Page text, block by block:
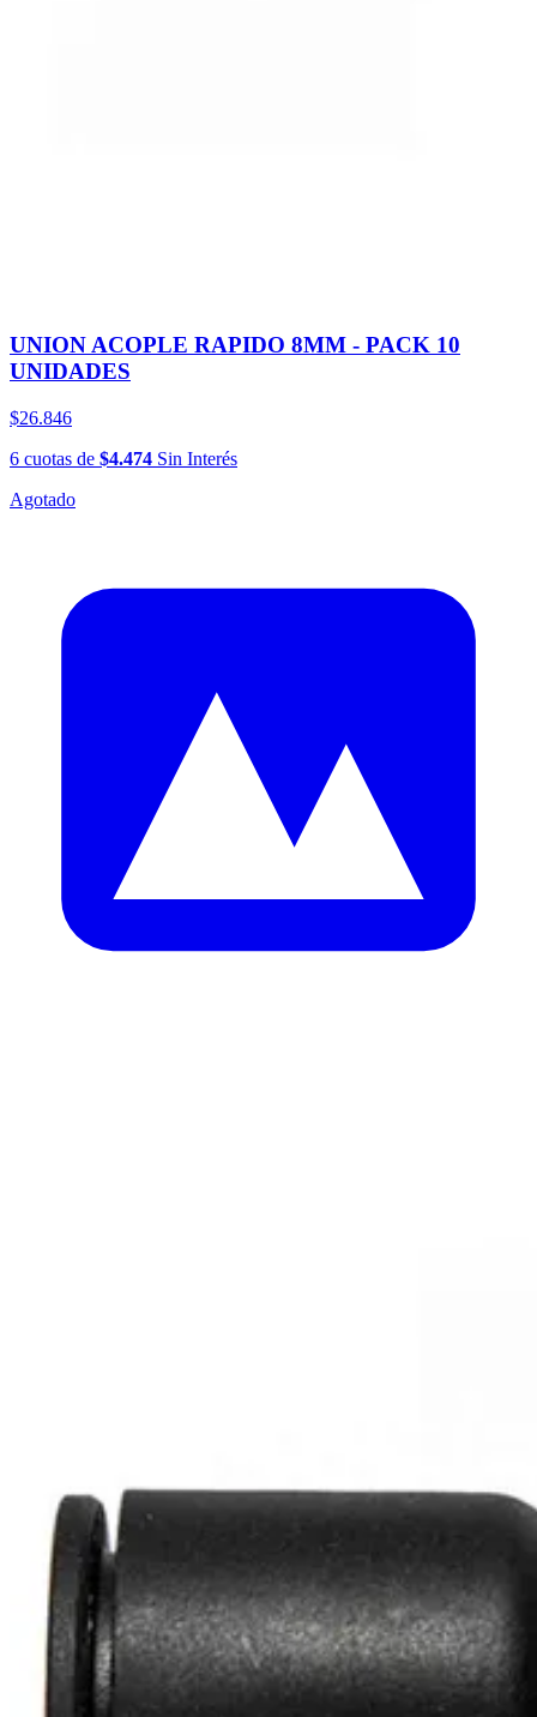
UNION ACOPLE RAPIDO 8MM - PACK 10
UNIDADES
$26.846
6 cuotas de $4.474 Sin Interés
Agotado